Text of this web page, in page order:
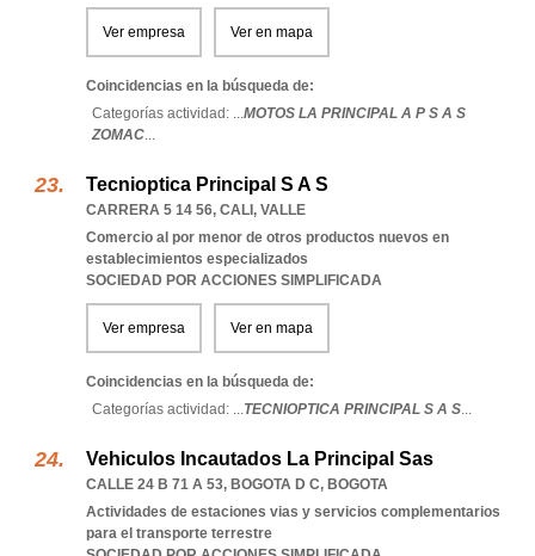
Ver empresa Ver en mapa
Coincidencias en la búsqueda de:
Categorías actividad: ...MOTOS LA PRINCIPAL A P S A S
ZOMAC...
Tecnioptica Principal S A S
CARRERA 5 14 56, CALI , VALLE
Comercio al por menor de otros productos nuevos en
establecimientos especializados
SOCIEDAD POR ACCIONES SIMPLIFICADA
Ver empresa Ver en mapa
Coincidencias en la búsqueda de:
Categorías actividad: ...TECNIOPTICA PRINCIPAL S A S...
Vehiculos Incautados La Principal Sas
CALLE 24 B 71 A 53, BOGOTA D C, BOGOTA
Actividades de estaciones vias y servicios complementarios
para el transporte terrestre